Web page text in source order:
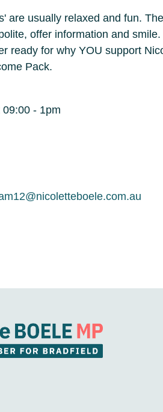
are usually relaxed and fun.
offer information and
ready for why YOU support
Pack.
- 1pm